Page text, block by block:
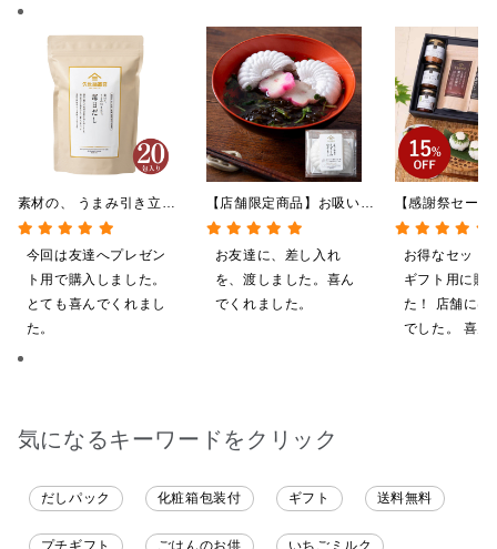
【店舗限定商品】お吸い物
最中 もずくのおすまし
1食（6g）
お友達に、差し入れ
を、渡しました。喜ん
でくれました。
素材の、 うまみ引き立
つ。 毎日だし
140g（7g×20包）
今回は友達へプレゼン
ト用で購入しました。
とても喜んでくれまし
た。
【感謝祭セー
贅沢ごはんギフ
料/沖縄県送料
粧箱包装付/オ
定】
お得なセット
ギフト用に購
た！ 店舗には
でした。 喜ん
気になるキーワードをクリック
だしパック 化粧箱包装付 ギフト 送料無料
プチギフト ごはんのお供 いちごミルク